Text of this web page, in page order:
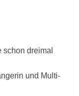
dreimal
und Multi-